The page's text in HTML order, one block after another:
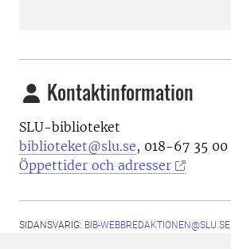
Kontaktinformation
SLU-biblioteket
biblioteket@slu.se, 018-67 35 00
Öppettider och adresser
SIDANSVARIG: BIB-WEBBREDAKTIONEN@SLU.SE